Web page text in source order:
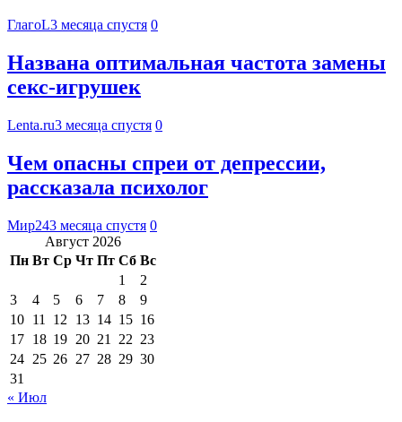
ГлагоL3 месяца спустя 0
Названа оптимальная частота замены
секс-игрушек
Lenta.ru3 месяца спустя 0
Чем опасны спреи от депрессии,
рассказала психолог
Мир243 месяца спустя 0
Август 2026
Пн Вт Ср Чт Пт Сб Вс
1
2
3
4 5 6 7 8
9
10 11 12 13 14 15 16
17 18 19 20 21 22 23
24 25 26 27 28 29 30
31
« Июл